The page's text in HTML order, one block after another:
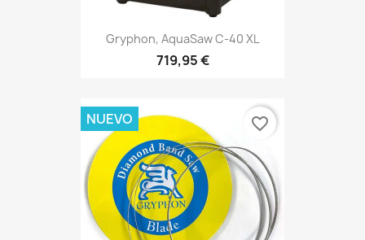
Gryphon, AquaSaw C-40 XL
719,95 €
NUEVO favorite_border